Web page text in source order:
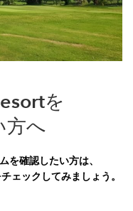
を
方へ
を確認したい方は、
ェックしてみましょう。